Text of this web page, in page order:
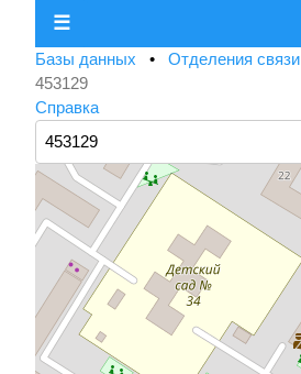
☰
Базы данных • Отделения связи
453129
Справка